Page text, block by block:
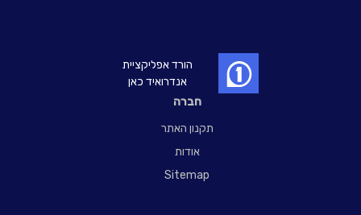
חברה
תקנון האתר
אודות
Sitemap
הורד אפליקציית
אנדרואיד כאן